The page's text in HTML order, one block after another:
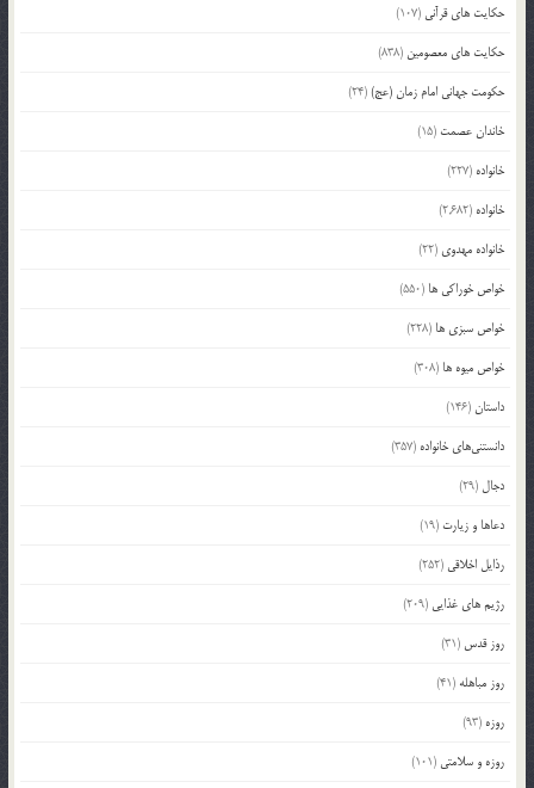
حکایت های قرآنی (107)
حکایت های معصومین (838)
حکومت جهانی امام زمان (عج)(24)
خاندان عصمت (15)
خانواده (227)
خانواده (2,682)
خانواده مهدوی (22)
خواص خوراکی ها (550)
خواص سبزی ها (228)
خواص میوه ها (308)
داستان(146)
دانستنی‌های خانواده (357)
دجال (29)
دعاها و زیارت (19)
رذایل اخلاقی (252)
رژیم های غذایی (209)
روز قدس (31)
روز مباهله (41)
روزه (93)
روزه و سلامتی (101)